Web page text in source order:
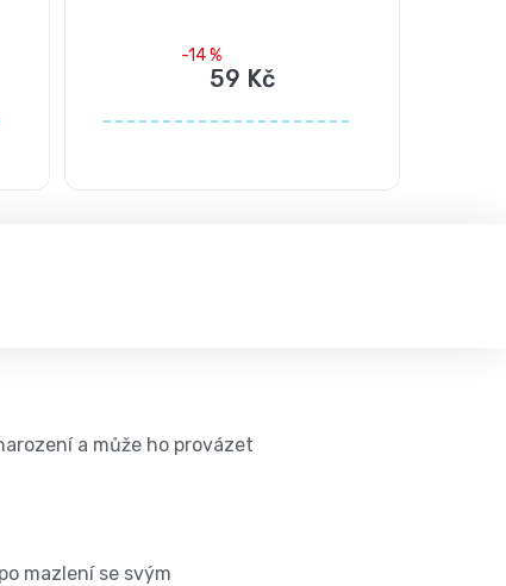
59 Kč
-14 %
a může ho provázet
mazlení se svým